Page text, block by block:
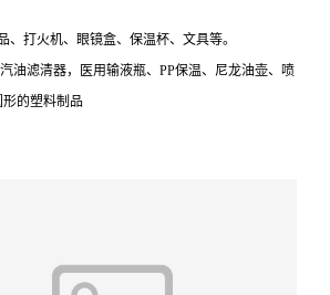
、打火机、眼镜盒、保温杯、文具等。
油滤清器，医用输液瓶、PP保温、尼龙油壶、喷
的塑料制品